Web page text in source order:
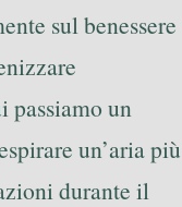
sul benessere
passiamo un
un’aria più
durante il